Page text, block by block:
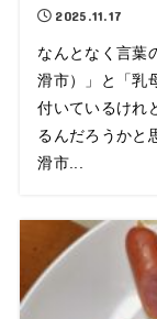
2025.11.17
なんとなく言葉
滑市）」と「乳
付いているけれ
るんだろうかと
滑市...